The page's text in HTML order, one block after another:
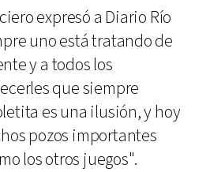
expresó a Diario Río
uno está tratando de
y a todos los
que siempre
es una ilusión, y hoy
pozos importantes
los otros juegos".